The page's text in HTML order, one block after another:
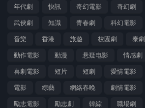
年代劇 快訊 奇幻電影 奇幻劇
武俠劇 知識 青春劇 科幻電影
音樂 香港 旅遊 校園劇 泰劇
動作電影 動漫 悬疑电影 情感劇
喜劇電影 短片 短劇 愛情電影
電影 綜藝 網絡春晚 劇情電影
勵志電影 勵志劇 韓綜 職場劇